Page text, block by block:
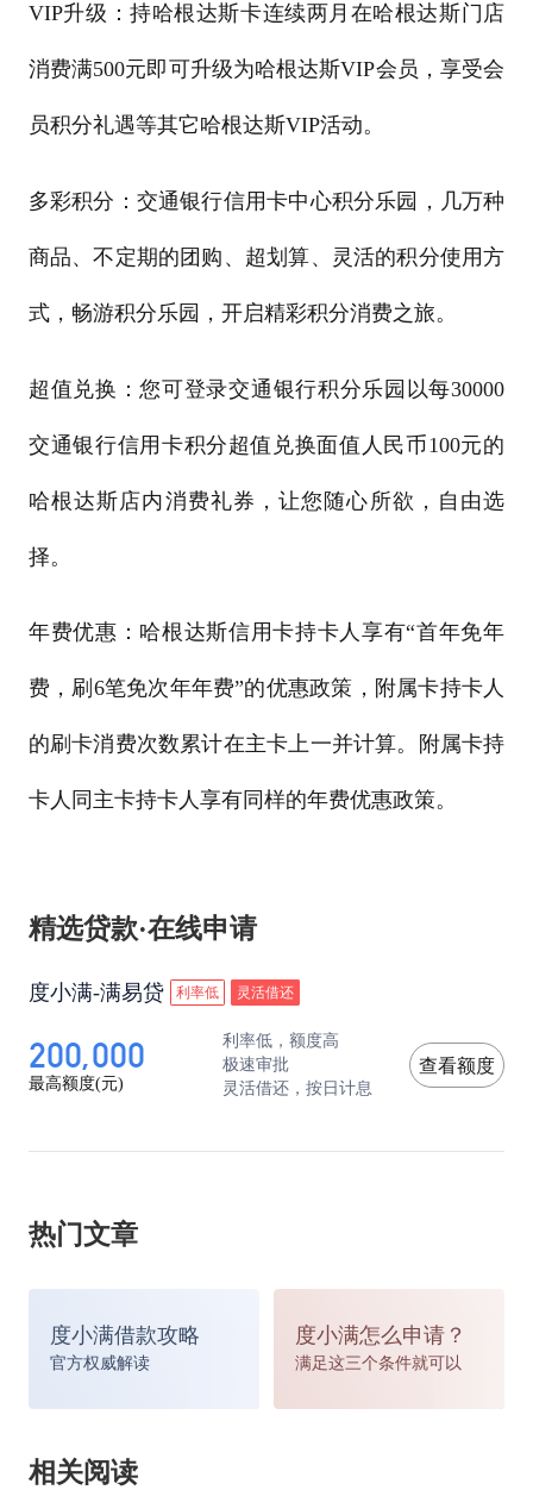
VIP升级：持哈根达斯卡连续两月在哈根达斯门店
消费满500元即可升级为哈根达斯VIP会员，享受会
员积分礼遇等其它哈根达斯VIP活动。
多彩积分：交通银行信用卡中心积分乐园，几万种
商品、不定期的团购、超划算、灵活的积分使用方
式，畅游积分乐园，开启精彩积分消费之旅。
超值兑换：您可登录交通银行积分乐园以每30000
交通银行信用卡积分超值兑换面值人民币100元的
哈根达斯店内消费礼券，让您随心所欲，自由选
择。
年费优惠：哈根达斯信用卡持卡人享有“首年免年
费，刷6笔免次年年费”的优惠政策，附属卡持卡人
的刷卡消费次数累计在主卡上一并计算。附属卡持
卡人同主卡持卡人享有同样的年费优惠政策。
精选贷款·在线申请
度小满-满易贷 利率低 灵活借还
200,000
最高额度(元)
利率低，额度高
极速审批
灵活借还，按日计息
查看额度
热门文章
度小满借款攻略
官方权威解读
度小满怎么申请？
满足这三个条件就可以
相关阅读